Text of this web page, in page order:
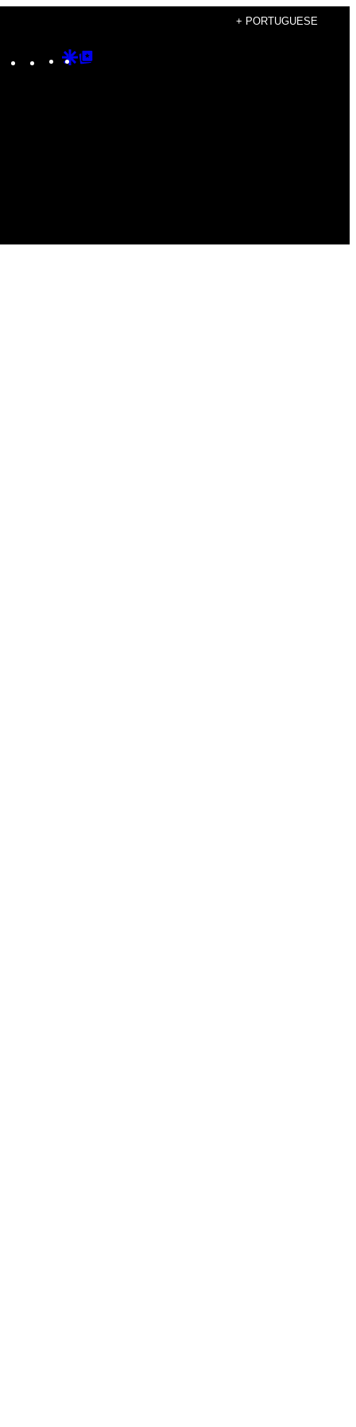
+ PORTUGUESE
Instagram
TikTokYouTube
Google